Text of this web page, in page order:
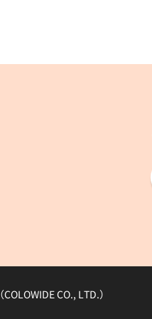
（COLOWIDE CO., LTD.）